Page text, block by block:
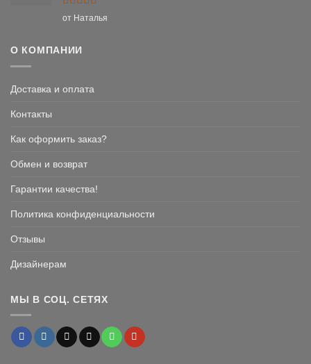
Оценка5
от Наталья
О КОМПАНИИ
Доставка и оплата
Контакты
Как оформить заказ?
Обмен и возврат
Гарантии качества!
Политика конфиденциальности
Отзывы
Дизайнерам
МЫ В СОЦ. СЕТЯХ